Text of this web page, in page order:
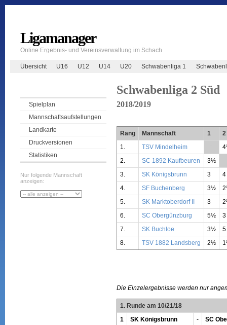
Ligamanager
Online Ergebnis- und Vereinsverwaltung im Schach
Übersicht U16 U12 U14 U20 Schwabenliga 1
Spielplan
Mannschaftsaufstellungen
Landkarte
Druckversionen
Statistiken
Nur folgende Mannschaft
anzeigen:
Schwabenliga 2 Süd
2018/2019
Rang Mannschaft 1
2
1.
TSV Mindelheim
2.
SC 1892 Kaufbeuren 3½
3.
SK Königsbrunn 3
4
4.
SF Buchenberg 3½
5.
SK Marktoberdorf II 3
6.
SC Obergünzburg 5½
3
7.
SK Buchloe 3½
5
8.
TSV 1882 Landsberg 2½
Die Einzelergebnisse werden nur
1. Runde am 10/21/18
1
SK Königsbrunn -
SC